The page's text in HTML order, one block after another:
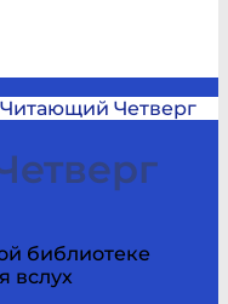
Читающий Четверг
библиотеке
вслух